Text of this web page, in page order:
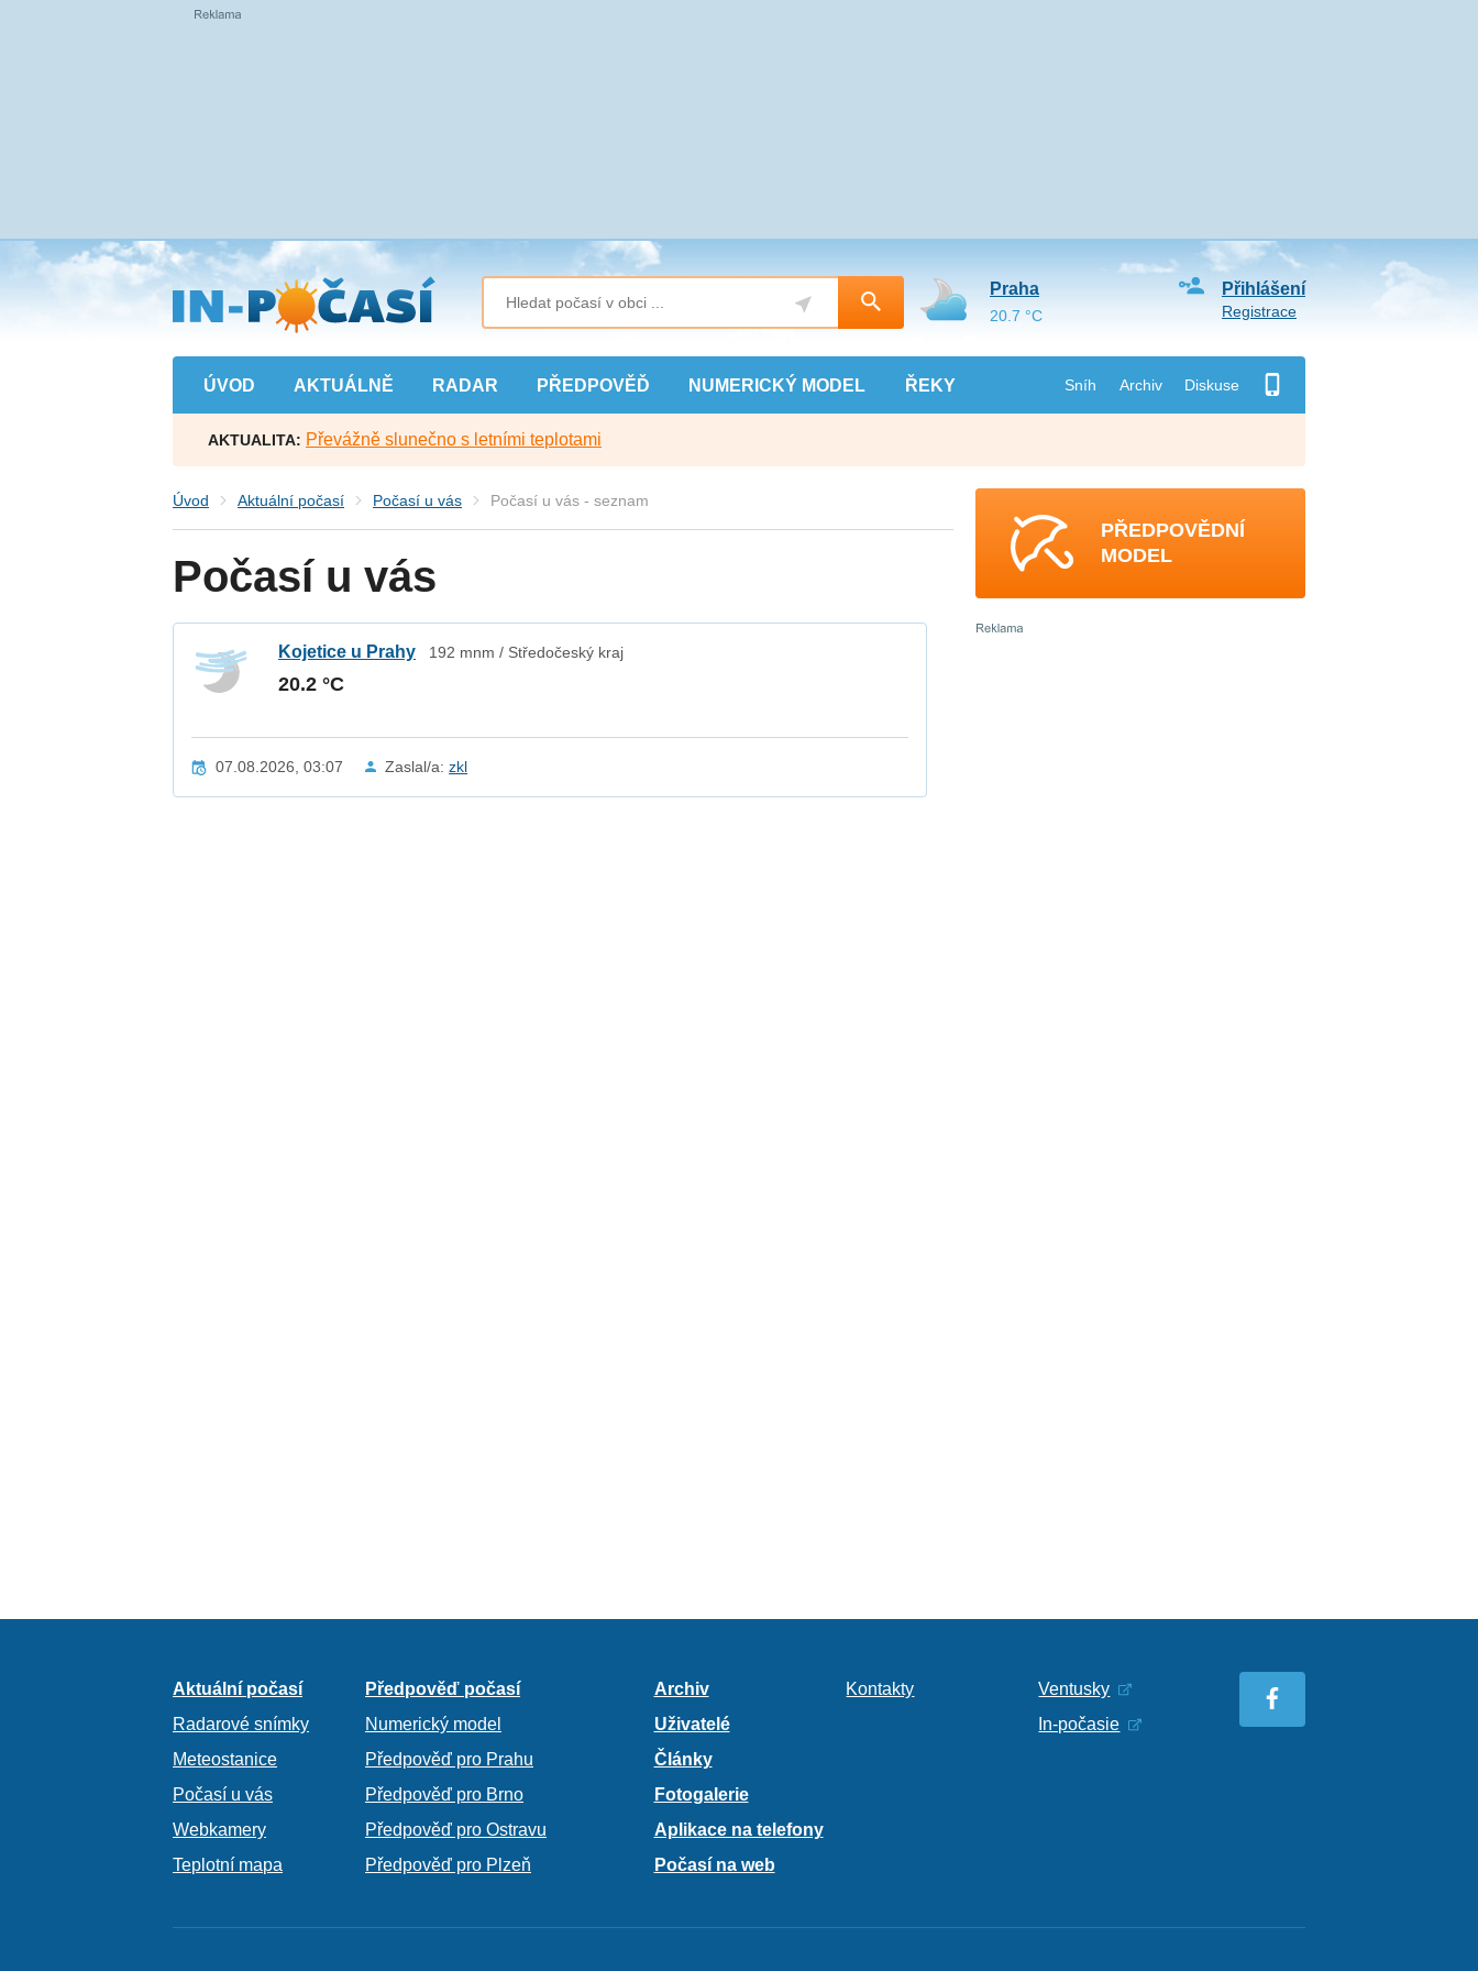
Přejít
na
hlavní
obsah
ÚVOD AKTUÁLNĚ RADAR PŘEDPOVĚĎ NUMERICKÝ MODEL ŘEKY Sníh Archiv Diskuse
Přihlášení
Registrace
Praha
20.7 °C
AKTUALITA: Převážně slunečno s letními teplotami
Úvod Aktuální počasí Počasí u vás Počasí u vás - seznam
Počasí u vás
Kojetice u Prahy 192 mnm / Středočeský kraj
20.2 °C
07.08.2026, 03:07 Zaslal/a:zkl
PŘEDPOVĚDNÍ
MODEL
Aktuální počasí
Radarové snímky
Meteostanice
Počasí u vás
Webkamery
Teplotní mapa
Předpověď počasí
Numerický model
Předpověď pro Prahu
Předpověď pro Brno
Předpověď pro Ostravu
Předpověď pro Plzeň
Archiv
Uživatelé
Články
Fotogalerie
Aplikace na telefony
Počasí na web
Kontakty
Ventusky
In-počasie